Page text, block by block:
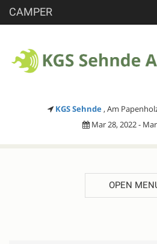
CAMPER
KGS Sehnde , Am
Mar 28, 2022 -
OPEN